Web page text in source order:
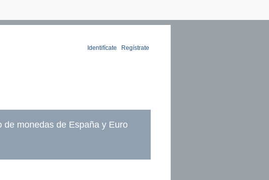
Identifícate Regístrate
de monedas de España y Euro